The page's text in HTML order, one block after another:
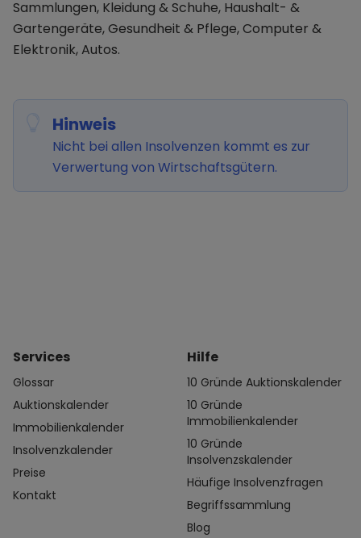
Sammlungen, Kleidung & Schuhe, Haushalt- &
Gartengeräte, Gesundheit & Pflege, Computer &
Elektronik, Autos.
Hinweis
Nicht bei allen Insolvenzen kommt es zur
Verwertung von Wirtschaftsgütern.
Services
Glossar
Auktionskalender
Immobilienkalender
Insolvenzkalender
Preise
Kontakt
Hilfe
10 Gründe Auktionskalender
10 Gründe
Immobilienkalender
10 Gründe
Insolvenzskalender
Häufige Insolvenzfragen
Begriffssammlung
Blog